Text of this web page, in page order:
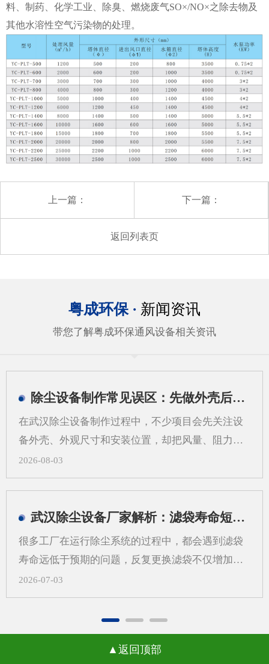
料、制药、化学工业、除臭、燃烧废气SO×/NO×之除去物及
其他水溶性空气污染物的处理。
上一篇： 下一篇：
返回列表页
粤成环保 · 新闻资讯
带您了解粤成环保通风设备相关资讯
除尘设备制作常见误区：先做外壳后算系统会带来哪些问题
在武汉除尘设备制作过程中，不少项目会先关注设
备外壳、外观尺寸和安装位置，却把风量、阻力、
过滤方式、管道走向等系统参数放到后面。这样做
看似推进很快，实际却容易在后期出现返工、适配
来说，粉尘类型、空间条件和工艺流程差异较大，
更需要从系统角度来考虑除尘设备制作，而不是只
看“壳体先行”。一、先做外壳后算系统，常见问题
声上升。2.管道布置受限，改动成本增加外壳定型
2026-08-03
武汉除尘设备厂家解析：滤袋寿命短，问题可能不在滤袋，而在气流分布
很多工厂在运行除尘系统的过程中，都会遇到滤袋
寿命远低于预期的问题，反复更换滤袋不仅增加了
日常运维的成本，还会打乱正常的生产节奏，武汉
除尘设备厂家在长期跟进现场调试的过程中发现，
很多用户会把问题归咎于滤袋本身的质量，反复更
换不同品牌的滤袋却始终没能改善状况。一、气流
分布不均引发的局部高速冲刷当除尘设备内部气流
2026-07-03
返回顶部